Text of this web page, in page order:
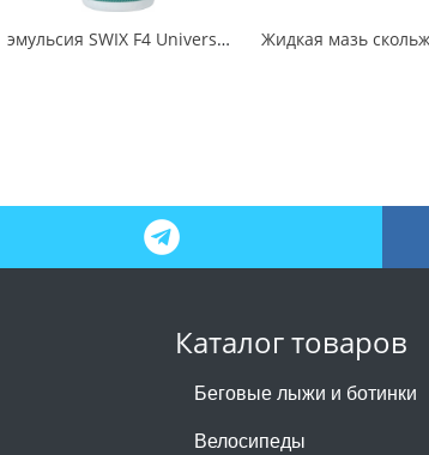
эмульсия SWIX F4 Universal Glide Wax, 80ml
Каталог товаров
Беговые лыжи и ботинки
Велосипеды